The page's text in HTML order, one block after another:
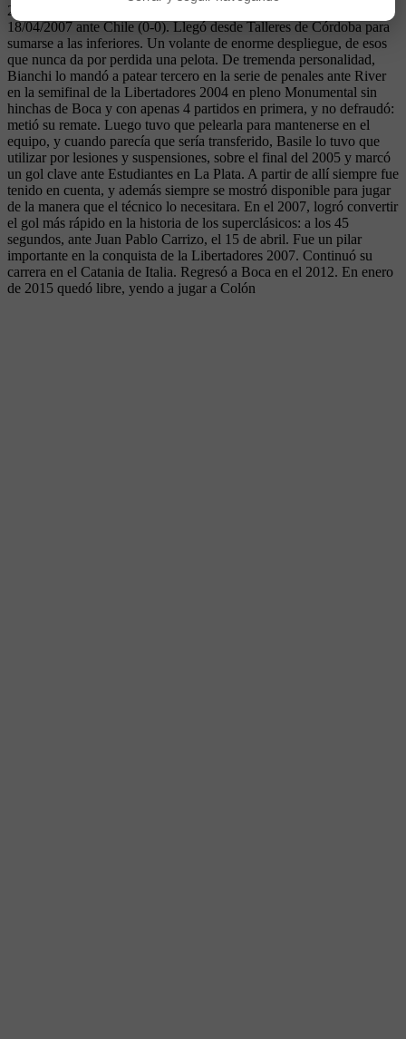
2007 y Copa Argentina 2012). Debutó en la Selección el
18/04/2007 ante Chile (0-0). Llegó desde Talleres de Córdoba para
sumarse a las inferiores. Un volante de enorme despliegue, de esos
que nunca da por perdida una pelota. De tremenda personalidad,
Bianchi lo mandó a patear tercero en la serie de penales ante River
en la semifinal de la Libertadores 2004 en pleno Monumental sin
hinchas de Boca y con apenas 4 partidos en primera, y no defraudó:
metió su remate. Luego tuvo que pelearla para mantenerse en el
equipo, y cuando parecía que sería transferido, Basile lo tuvo que
utilizar por lesiones y suspensiones, sobre el final del 2005 y marcó
un gol clave ante Estudiantes en La Plata. A partir de allí siempre fue
tenido en cuenta, y además siempre se mostró disponible para jugar
de la manera que el técnico lo necesitara. En el 2007, logró convertir
el gol más rápido en la historia de los superclásicos: a los 45
segundos, ante Juan Pablo Carrizo, el 15 de abril. Fue un pilar
importante en la conquista de la Libertadores 2007. Continuó su
carrera en el Catania de Italia. Regresó a Boca en el 2012. En enero
de 2015 quedó libre, yendo a jugar a Colón